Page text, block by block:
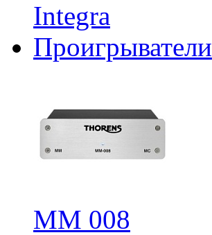
Integra
Проигрыватели
MM 008